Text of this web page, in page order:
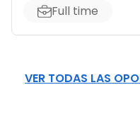
Full time
VER TODAS LAS